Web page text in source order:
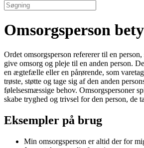
Omsorgsperson
Ordet omsorgsperson refererer til en
give omsorg og pleje til en anden person.
en ægtefælle eller en pårørende, som
trøste, støtte og tage sig af den anden
følelsesmæssige behov. Omsorgspersoner
skabe tryghed og trivsel for den person, de
Eksempler på brug
Min omsorgsperson er altid der for